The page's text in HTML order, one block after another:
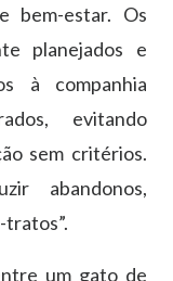
bem-estar. Os
planejados e
à companhia
evitando
sem critérios.
abandonos,
um gato de